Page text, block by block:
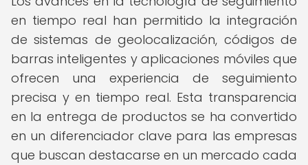
en tiempo real han permitido la integración
de sistemas de geolocalización, códigos de
barras inteligentes y aplicaciones móviles que
ofrecen una experiencia de seguimiento
precisa y en tiempo real. Esta transparencia
en la entrega de productos se ha convertido
en un diferenciador clave para las empresas
que buscan destacarse en un mercado cada